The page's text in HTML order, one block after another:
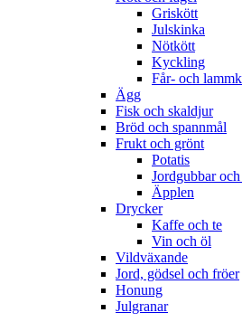
Griskött
Julskinka
Nötkött
Kyckling
Får- och
Ägg
Fisk och skaldjur
Bröd och spannmål
Frukt och grönt
Potatis
Jordgubbar
Äpplen
Drycker
Kaffe och te
Vin och öl
Vildväxande
Jord, gödsel och fröer
Honung
Julgranar